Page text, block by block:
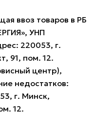
ввоз товаров в РБ
УНП
220053, г.
91, пом. 12.
центр),
недостатков:
г. Минск,
12.